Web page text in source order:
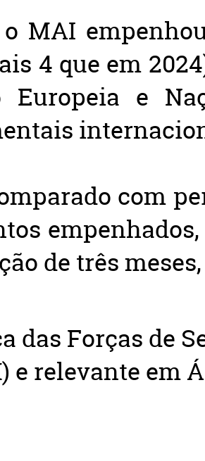
o MAI
4 que em
Europeia e
com
de três
das Forças de
e relevante em